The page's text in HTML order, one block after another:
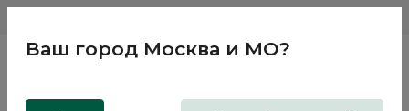
Ваш город Москва и МО?